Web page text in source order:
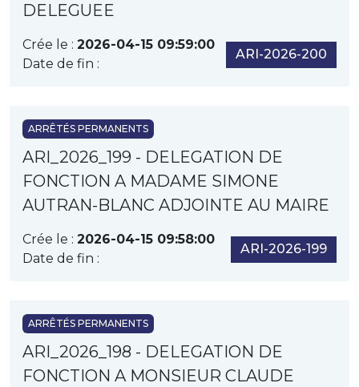
DELEGUEE
Crée le : 2026-04-15 09:59:00
Date de fin :
ARI-2026-200
ARRÊTÉS PERMANENTS
ARI_2026_199 - DELEGATION DE
FONCTION A MADAME SIMONE
AUTRAN-BLANC ADJOINTE AU MAIRE
Crée le : 2026-04-15 09:58:00
Date de fin :
ARI-2026-199
ARRÊTÉS PERMANENTS
ARI_2026_198 - DELEGATION DE
FONCTION A MONSIEUR CLAUDE